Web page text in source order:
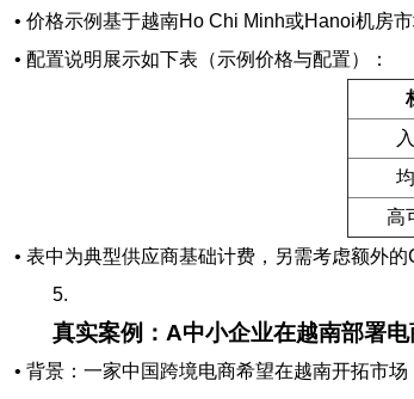
• 价格示例基于越南Ho Chi Minh或Hanoi机房
• 配置说明展示如下表（示例价格与配置）：
高
• 表中为典型供应商基础计费，另需考虑额外
5.
真实案例：A中小企业在越南部署
• 背景：一家中国跨境电商希望在越南开拓市